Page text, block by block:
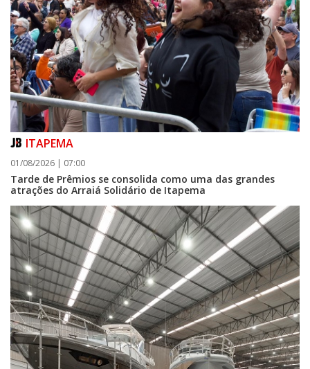
05/08/2026 | 07:00
Curta-metragem navegantino estreia no Cineteatro Carecão com debate
sobre direitos da mulher
ITAPEMA
01/08/2026 | 07:00
Tarde de Prêmios se consolida como uma das grandes
atrações do Arraiá Solidário de Itapema